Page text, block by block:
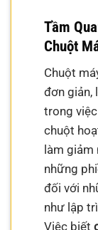
Tầm
Chuột
Chuột
đơn giản,
trong
chuột
làm
những
đối với
như lập
Việc biết